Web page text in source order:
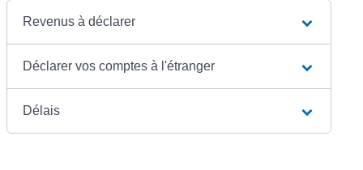
Revenus à déclarer
Déclarer vos comptes à l'étranger
Délais